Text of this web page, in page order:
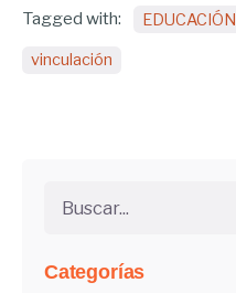
Categorías
Tagged with: EDUCACIÓN
vinculación